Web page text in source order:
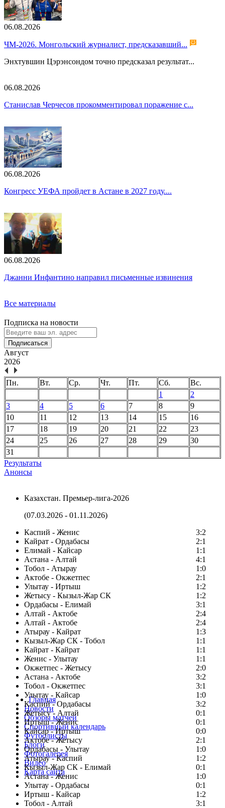
06.08.2026
ЧМ-2026. Монгольский журналист, предсказавший...
Энхтувшин Цэрэнсондом точно предсказал результат...
06.08.2026
Станислав Черчесов прокомментировал поражение с...
06.08.2026
Конгресс УЕФА пройдет в Астане в 2027 году....
06.08.2026
Джанни Инфантино направил письменные извинения
Все материалы
Подписка на новости
Подписаться
Август
2026
Пн. Вт. Ср. Чт. Пт. Сб.
Вс.
1
2
3
4 5 6 7 8
9
10
11 12 13 14 15
16
17
18 19 20 21 22
23
24
25 26 27 28 29
30
31
Результаты
Анонсы
Казахстан. Премьер-лига-2026
(07.03.2026 - 01.11.2026)
Каспий - Женис
3:2
Кайрат - Ордабасы
2:1
Елимай - Кайсар
1:1
Астана - Алтай
4:1
Тобол - Атырау
1:0
Актобе - Окжетпес
2:1
Улытау - Иртыш
1:2
Жетысу - Кызыл-Жар СК
1:2
Ордабасы - Елимай
3:1
Алтай - Актобе
2:4
Алтай - Актобе
2:4
Атырау - Кайрат
1:3
Кызыл-Жар СК - Тобол
1:1
Кайрат - Кайрат
1:1
Женис - Улытау
1:1
Окжетпес - Жетысу
2:0
Астана - Актобе
3:2
Тобол - Окжетпес
3:1
Улытау - Кайсар
1:0
Каспий - Ордабасы
3:2
Жетысу - Алтай
0:1
Иртыш - Женис
0:1
Кайсар - Иртыш
0:0
Актобе - Жетысу
2:1
Ордабасы - Улытау
1:0
Атырау - Каспий
1:2
Кызыл-Жар СК - Елимай
0:1
Астана - Женис
1:0
Улытау - Ордабасы
0:1
Иртыш - Кайсар
1:2
Тобол - Алтай
3:1
Главная
Новости
Обзоры матчей
Спортивный календарь
Футболисты
Блоги
Фотогалерея
Видео
Карта сайта